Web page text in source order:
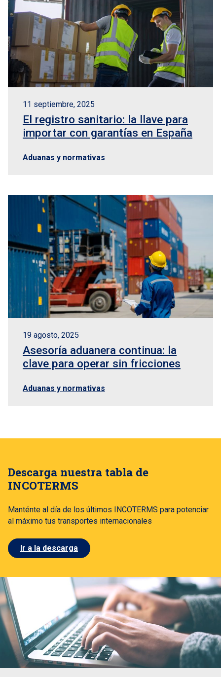
11 septiembre, 2025
El registro sanitario: la llave para
importar con garantías en España
Aduanas y normativas
19 agosto, 2025
Asesoría aduanera continua: la
clave para operar sin fricciones
Aduanas y normativas
Descarga nuestra tabla de
INCOTERMS
Manténte al día de los últimos INCOTERMS para potenciar
al máximo tus transportes internacionales
Ir a la descarga